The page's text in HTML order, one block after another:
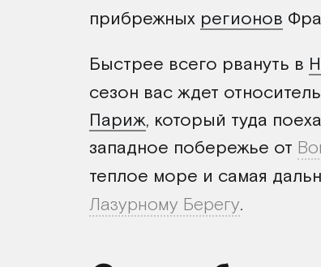
прибрежных регионов
Быстрее всего рвануть в
сезон вас ждет
Париж, который туда
западное побережье от
теплое море и самая
Лазурному Берегу.